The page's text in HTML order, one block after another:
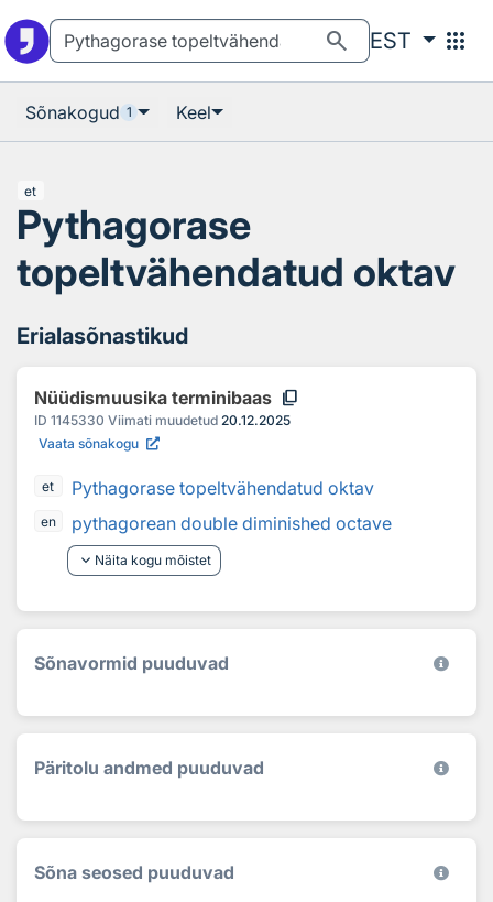
search EST apps
Sõnakogud 1 Keel
et
Pythagorase
topeltvähendatud oktav
Erialasõnastikud
Nüüdismuusika terminibaas content_copy
ID 1145330 Viimati muudetud 20.12.2025
Vaata sõnakogu
et Pythagorase topeltvähendatud oktav
en
pythagorean double diminished octave
keyboard_arrow_down Näita kogu mõistet
Sõnavormid puuduvad
Päritolu andmed puuduvad
Sõna seosed puuduvad